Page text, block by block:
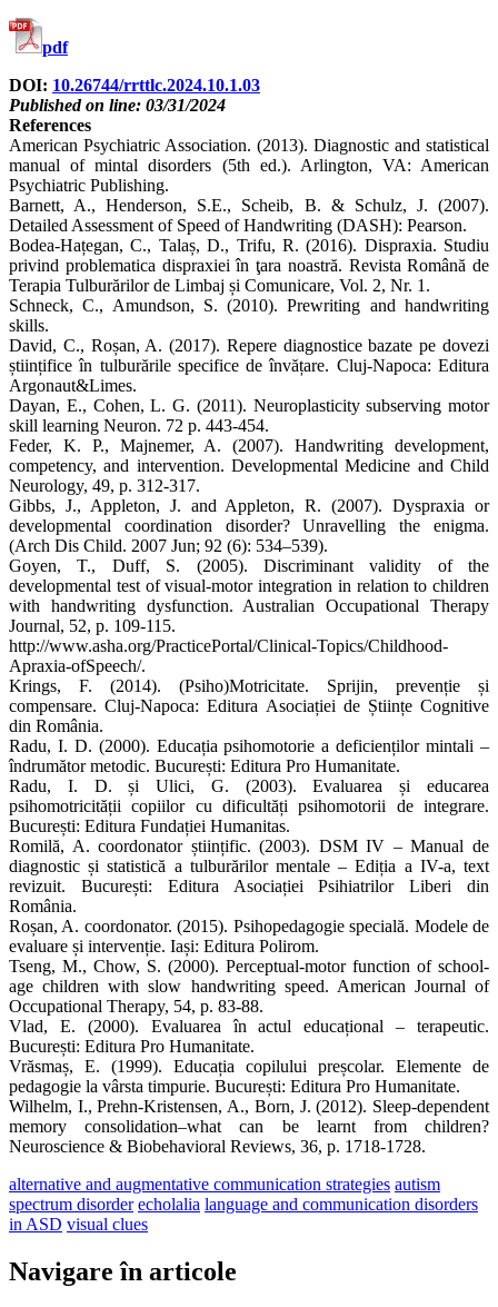
pdf
DOI: 10.26744/rrttlc.2024.10.1.03
Published on line: 03/31/2024
References
American Psychiatric Association. (2013). Diagnostic and statistical
manual of mintal disorders (5th ed.). Arlington, VA: American
Psychiatric Publishing.
Barnett, A., Henderson, S.E., Scheib, B. & Schulz, J. (2007).
Detailed Assessment of Speed of Handwriting (DASH): Pearson.
Bodea-Hațegan, C., Talaș, D., Trifu, R. (2016). Dispraxia. Studiu
privind problematica dispraxiei în ţara noastră. Revista Română de
Terapia Tulburărilor de Limbaj și Comunicare, Vol. 2, Nr. 1.
Schneck, C., Amundson, S. (2010). Prewriting and handwriting
skills.
David, C., Roșan, A. (2017). Repere diagnostice bazate pe dovezi
științifice în tulburările specifice de învățare. Cluj-Napoca: Editura
Argonaut&Limes.
Dayan, E., Cohen, L. G. (2011). Neuroplasticity subserving motor
skill learning Neuron. 72 p. 443-454.
Feder, K. P., Majnemer, A. (2007). Handwriting development,
competency, and intervention. Developmental Medicine and Child
Neurology, 49, p. 312-317.
Gibbs, J., Appleton, J. and Appleton, R. (2007). Dyspraxia or
developmental coordination disorder? Unravelling the enigma.
(Arch Dis Child. 2007 Jun; 92 (6): 534–539).
Goyen, T., Duff, S. (2005). Discriminant validity of the
developmental test of visual-motor integration in relation to children
with handwriting dysfunction. Australian Occupational Therapy
Journal, 52, p. 109-115.
http://www.asha.org/PracticePortal/Clinical-Topics/Childhood-
Apraxia-ofSpeech/.
Krings, F. (2014). (Psiho)Motricitate. Sprijin, prevenție și
compensare. Cluj-Napoca: Editura Asociației de Științe Cognitive
din România.
Radu, I. D. (2000). Educația psihomotorie a deficienților mintali –
îndrumător metodic. București: Editura Pro Humanitate.
Radu, I. D. și Ulici, G. (2003). Evaluarea și educarea
psihomotricității copiilor cu dificultăți psihomotorii de integrare.
București: Editura Fundației Humanitas.
Romilă, A. coordonator științific. (2003). DSM IV – Manual de
diagnostic și statistică a tulburărilor mentale – Ediția a IV-a, text
revizuit. București: Editura Asociației Psihiatrilor Liberi din
România.
Roșan, A. coordonator. (2015). Psihopedagogie specială. Modele de
evaluare și intervenție. Iași: Editura Polirom.
Tseng, M., Chow, S. (2000). Perceptual-motor function of school-
age children with slow handwriting speed. American Journal of
Occupational Therapy, 54, p. 83-88.
Vlad, E. (2000). Evaluarea în actul educațional – terapeutic.
București: Editura Pro Humanitate.
Vrăsmaș, E. (1999). Educația copilului preșcolar. Elemente de
pedagogie la vârsta timpurie. București: Editura Pro Humanitate.
Wilhelm, I., Prehn-Kristensen, A., Born, J. (2012). Sleep-dependent
memory consolidation–what can be learnt from children?
Neuroscience & Biobehavioral Reviews, 36, p. 1718-1728.
alternative and augmentative communication strategies autism
spectrum disorder echolalia language and communication disorders
in ASD visual clues
Navigare în articole